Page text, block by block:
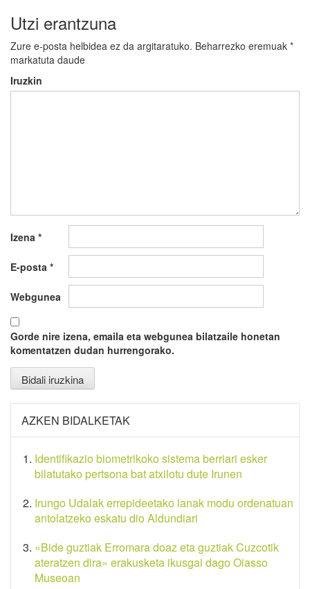
Utzi erantzuna
Zure e-posta helbidea ez da argitaratuko. Beharrezko eremuak *
markatuta daude
Iruzkin
Izena *
E-posta *
Webgunea
Gorde nire izena, emaila eta webgunea bilatzaile honetan
komentatzen dudan hurrengorako.
AZKEN BIDALKETAK
Identifikazio biometrikoko sistema berriari esker
bilatutako pertsona bat atxilotu dute Irunen
Irungo Udalak errepideetako lanak modu ordenatuan
antolatzeko eskatu dio Aldundiari
«Bide guztiak Erromara doaz eta guztiak Cuzcotik
ateratzen dira» erakusketa ikusgai dago Oiasso
Museoan